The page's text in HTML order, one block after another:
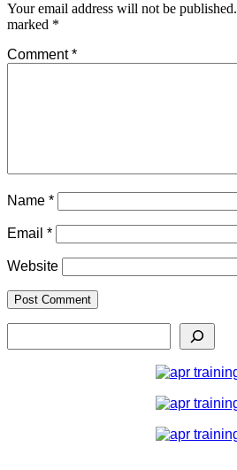
Your email address will not be published.
marked *
Comment*
Name *
Email *
Website